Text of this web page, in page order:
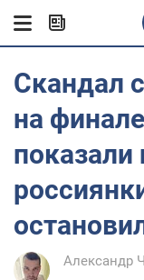
Скандал
на
показали
Александр